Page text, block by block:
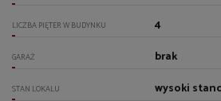
LICZBA PIĘTER W BUDYNKU 4
GARAŻ brak
STAN LOKALU wysoki